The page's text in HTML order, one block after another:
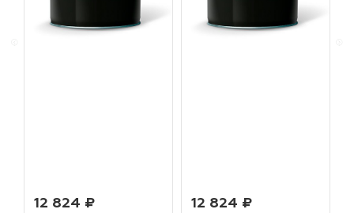
12 824 ₽ 12 824 ₽